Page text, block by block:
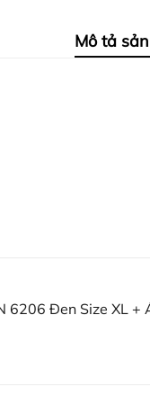
Mô tả
6206 Đen Size XL +